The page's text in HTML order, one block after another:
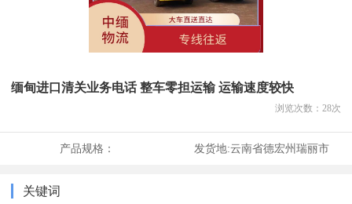
缅甸进口清关业务电话 整车零担运输 运输速度较快
浏览次数： 28次
产品规格： 发货地:云南省德宏州瑞丽市
关键词